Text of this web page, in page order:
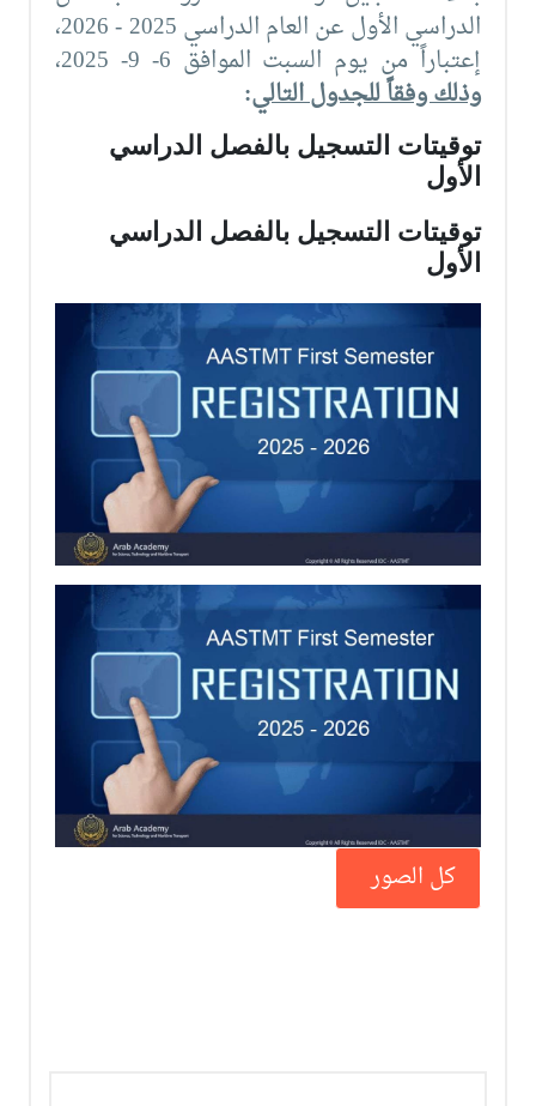
الدراسي الأول عن العام الدراسي 2025 - 2026،
إعتباراً من يوم السبت الموافق 6- 9- 2025،
وذلك وفقاً للجدول التالي:
توقيتات التسجيل بالفصل الدراسي
الأول
توقيتات التسجيل بالفصل الدراسي
الأول
كل الصور